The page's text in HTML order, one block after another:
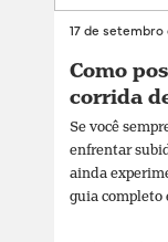
17 de setembro
Como
corrida
Se você
enfrentar
ainda
guia completo